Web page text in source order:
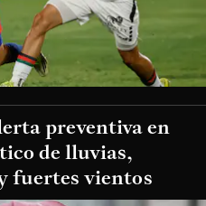
preventiva en
de lluvias,
fuertes vientos